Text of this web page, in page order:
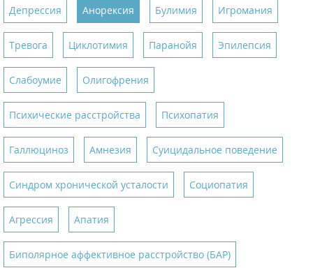
Депрессия Анорексия Булимия Игромания
Тревога Циклотимия Паранойя Эпилепсия
Слабоумие Олигофрения
Психические расстройства Психопатия
Галлюциноз Амнезия Суицидальное поведение
Синдром хронической усталости Социопатия
Агрессия Апатия
Биполярное аффективное расстройство (БАР)